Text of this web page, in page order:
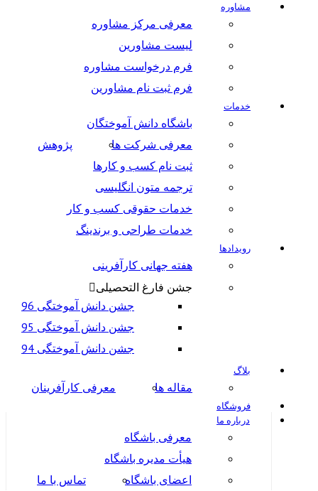
مشاوره
معرفی مرکز مشاوره
لیست مشاورین
فرم درخواست مشاوره
فرم ثبت نام مشاورین
خدمات
باشگاه دانش آموختگان
معرفی شرکت ها
پژوهش
ثبت نام کسب و کارها
ترجمه متون انگلیسی
خدمات حقوقی کسب و کار
خدمات طراحی و برندینگ
رویدادها
هفته جهانی کارآفرینی
جشن فارغ التحصیلی
جشن دانش آموختگی 96
جشن دانش آموختگی 95
جشن دانش آموختگی 94
بلاگ
مقاله ها معرفی کارآفرینان
فروشگاه
درباره ما
معرفی باشگاه
هیأت مدیره باشگاه
اعضای باشگاه
تماس با ما